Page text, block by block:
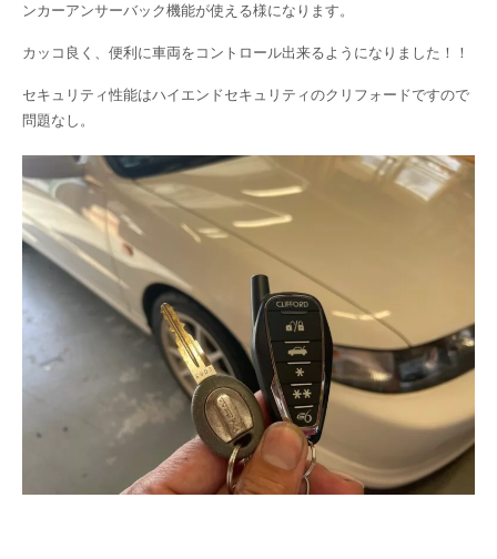
ンカーアンサーバック機能が使える様になります。
カッコ良く、便利に車両をコントロール出来るようになりました！！
セキュリティ性能はハイエンドセキュリティのクリフォードですので
問題なし。